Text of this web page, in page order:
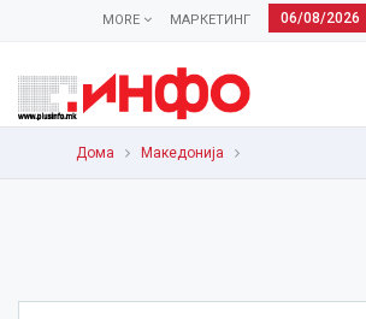
06/08/2026
МАРКЕТИНГ
MORE
Дома Македонија